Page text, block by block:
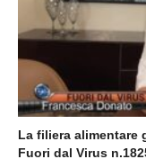
La filiera alimentare
Fuori dal Virus